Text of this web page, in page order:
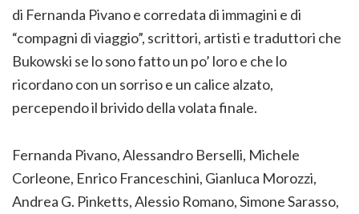
di Fernanda Pivano e corredata di immagini e di
“compagni di viaggio”, scrittori, artisti e traduttori che
Bukowski se lo sono fatto un po’ loro e che lo
ricordano con un sorriso e un calice alzato,
percependo il brivido della volata finale.
Fernanda Pivano, Alessandro Berselli, Michele
Corleone, Enrico Franceschini, Gianluca Morozzi,
Andrea G. Pinketts, Alessio Romano, Simone Sarasso,